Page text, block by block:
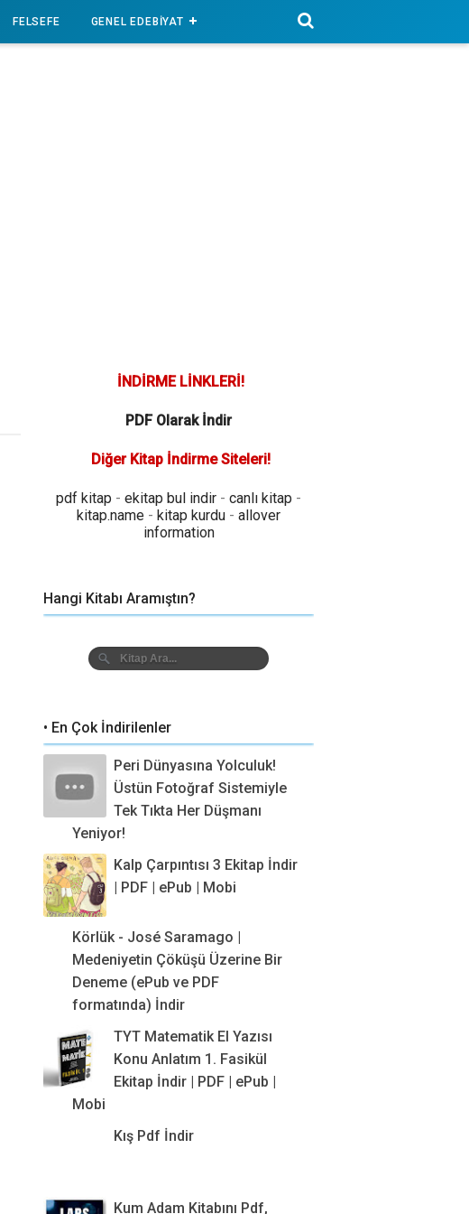
FELSEFE GENEL EDEBİYAT
İNDİRME LİNKLERİ!
PDF Olarak İndir
Diğer Kitap İndirme Siteleri!
pdf kitap - ekitap bul indir - canlı kitap -
kitap.name - kitap kurdu - allover
information
Hangi Kitabı Aramıştın?
• En Çok İndirilenler
Peri Dünyasına Yolculuk!
Üstün Fotoğraf Sistemiyle
Tek Tıkta Her Düşmanı
Yeniyor!
Kalp Çarpıntısı 3 Ekitap İndir
| PDF | ePub | Mobi
Körlük - José Saramago |
Medeniyetin Çöküşü Üzerine Bir
Deneme (ePub ve PDF
formatında) İndir
TYT Matematik El Yazısı
Konu Anlatım 1. Fasikül
Ekitap İndir | PDF | ePub |
Mobi
Kış Pdf İndir
Kum Adam Kitabını Pdf,